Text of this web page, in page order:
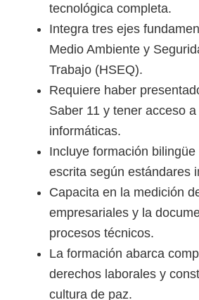
tecnológica completa.
Integra tres ejes
Medio Ambiente y
Trabajo (HSEQ).
Requiere haber
Saber 11 y tener acceso
informáticas.
Incluye formación
escrita según estándares
Capacita en la medición
empresariales y la
procesos técnicos.
La formación abarca
derechos laborales y
cultura de paz.